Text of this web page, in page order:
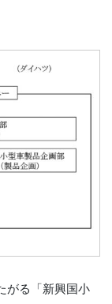
がる「新興国小